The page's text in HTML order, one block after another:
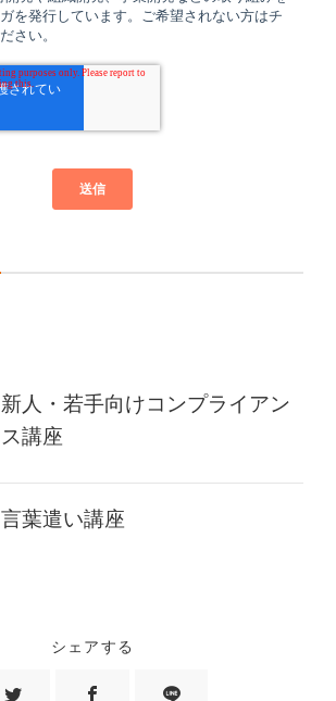
新人・若手向けコンプライアン
ス講座
言葉遣い講座
シェアする